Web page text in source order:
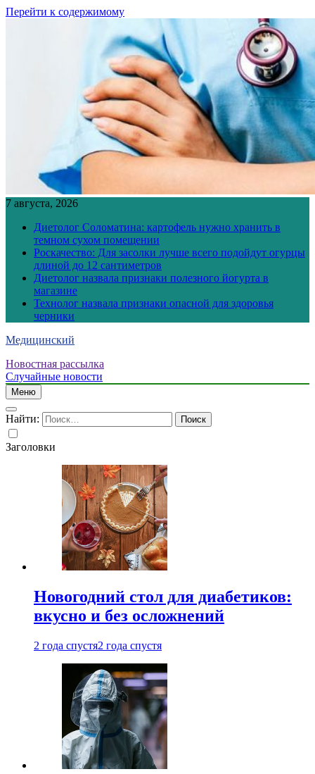
Перейти к содержимому
7 августа, 2026
Диетолог Соломатина: картофель нужно хранить в
темном сухом помещении
Роскачество: Для засолки лучше всего подойдут огурцы
длиной до 12 сантиметров
Диетолог назвала признаки полезного йогурта в
магазине
Технолог назвала признаки опасной для здоровья
черники
Медицинский
Новостная рассылка
Случайные новости
Меню
Найти:
Заголовки
Новогодний стол для диабетиков:
вкусно и без осложнений
2 года спустя2 года спустя